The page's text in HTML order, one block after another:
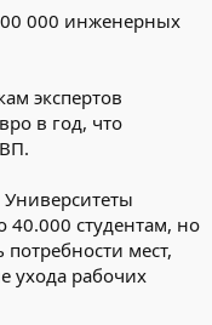
000 инженерных
экспертов
в год, что
студентам, но
потребности мест,
ухода рабочих